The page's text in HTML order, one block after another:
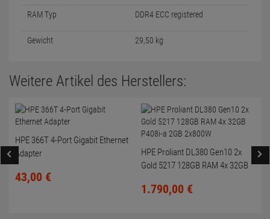
RAM Typ DDR4 ECC registered
Gewicht 29,50 kg
Weitere Artikel des Herstellers:
HPE 366T 4-Port Gigabit Ethernet
Adapter
43,00 €
HPE Proliant DL380 Gen10 2x
Gold 5217 128GB RAM 4x 32GB
1.790,00 €